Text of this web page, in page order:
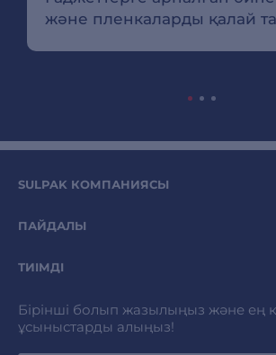
және пленкаларды қалай
SULPAK КОМПАНИЯСЫ
ПАЙДАЛЫ
ТИІМДІ
Бірінші болып жазылыңыз және ең
ұсыныстарды алыңыз!